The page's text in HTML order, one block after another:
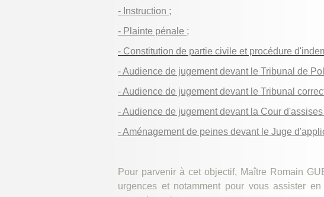
- Instruction ;
- Plainte pénale ;
- Constitution de partie civile et procédure
- Audience de jugement devant le Tribunal de
- Audience de jugement devant le Tribunal
- Audience de jugement devant la Cour d'assises
- Aménagement de peines devant le Juge
Pour parvenir à cet objectif, Maître Romain
urgences et notamment pour vous assister